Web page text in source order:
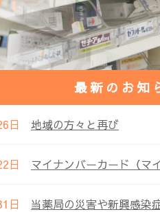
最新のお知
日 地域の方々と再び
日 マイナンバーカード（マ
日 当薬局の災害や新興感染